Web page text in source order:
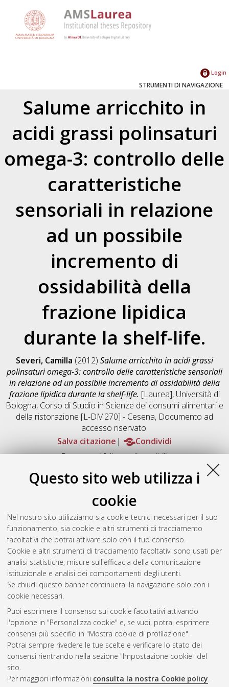
Questo sito web utilizza i
cookie
Nel nostro sito utilizziamo sia cookie tecnici necessari per il suo
funzionamento, sia cookie e altri strumenti di tracciamento
facoltativi che potrai attivare solo con il tuo consenso.
Cookie e altri strumenti di tracciamento facoltativi sono usati per
analisi statistiche, misure sull'efficacia della comunicazione
istituzionale e analisi dei comportamenti degli utenti.
Se chiudi questo banner continuerai la navigazione solo con i
cookie necessari.
Puoi esprimere il consenso sui cookie facoltativi attivando
l'opzione in "Personalizza cookie" e, se vuoi, potrai esprimere
consensi più specifici in "Mostra cookie di profilazione".
Potrai sempre rivedere le tue scelte e verificare lo stato dei
consensi rientrando nella sezione "Impostazione cookie" del
sito.
Per maggiori informazioni consulta la nostra Cookie policy.
Login
STRUMENTI DI NAVIGAZIONE
Salume arricchito in
acidi grassi polinsaturi
omega-3: controllo delle
caratteristiche
sensoriali in relazione
ad un possibile
incremento di
ossidabilità della
frazione lipidica
durante la shelf-life.
Severi, Camilla (2012) Salume arricchito in acidi grassi
polinsaturi omega-3: controllo delle caratteristiche sensoriali
in relazione ad un possibile incremento di ossidabilità della
frazione lipidica durante la shelf-life. [Laurea], Università di
Bologna, Corso di Studio in Scienze dei consumi alimentari e
della ristorazione [L-DM270] - Cesena, Documento ad
accesso riservato.
Salva citazione
Condividi
Documenti full-text disponibili:
Documento PDF
Full-text non accessibile
Download (1MB) |
Abstract
Altri metadati
Gestione del documento:
Atom
Rss 1.0
Rss 2.0
AMS Laurea